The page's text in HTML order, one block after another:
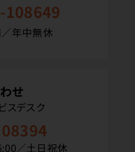
108649
年中無休
せ
スデスク
／土日祝休